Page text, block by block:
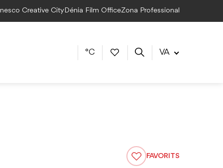
Creative CityDénia Film OfficeZona Professional
°C VA
FAVORITS